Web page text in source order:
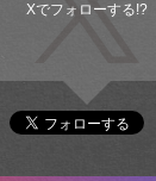
Xでフォローする!?